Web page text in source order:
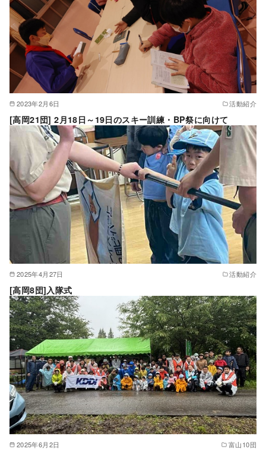
2023年2月6日 活動紹介
[高岡21団] 2月18日～19日のスキー訓練・BP祭に向けて
2025年4月27日 活動紹介
[高岡8団]入隊式
2025年6月2日 富山10団